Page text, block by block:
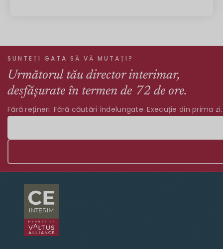
SUNTEȚI GATA SĂ VĂ MUTAȚI?
Următorul tău director interimar,
desfășurate în termen de 72 de ore.
Fără rețineri. Fără căutări îndelungate. Execuție din prima zi.